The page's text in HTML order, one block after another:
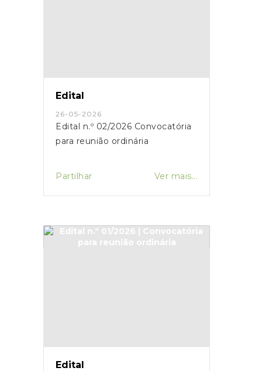
Edital
26-05-2026
Edital n.º 02/2026 Convocatória
para reunião ordinária
Partilhar Ver mais...
Edital